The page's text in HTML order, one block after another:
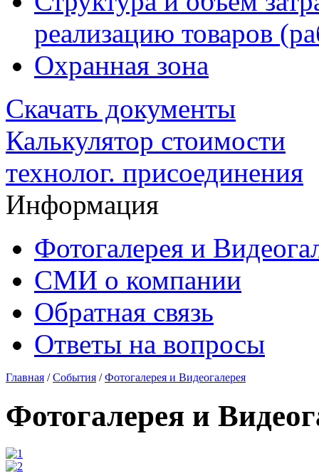
реализацию товаров
Охранная зона
Скачать документы
Калькулятор стоимости
технолог. присоединения
Информация
Фотогалерея и
СМИ о компании
Обратная связь
Ответы на вопросы
Главная /События /Фотогалерея и Видеогалерея
Фотогалерея и